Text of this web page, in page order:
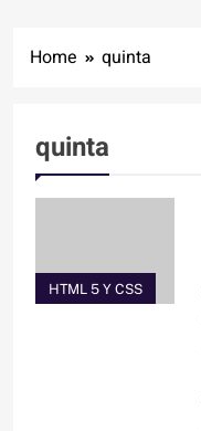
Home quinta
quinta
HTML 5 Y CSS